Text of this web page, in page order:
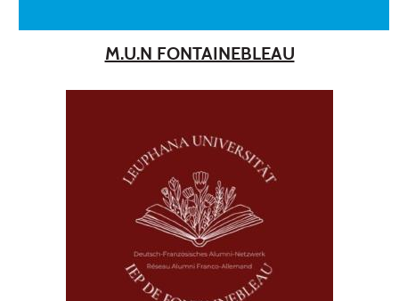
M.U.N FONTAINEBLEAU